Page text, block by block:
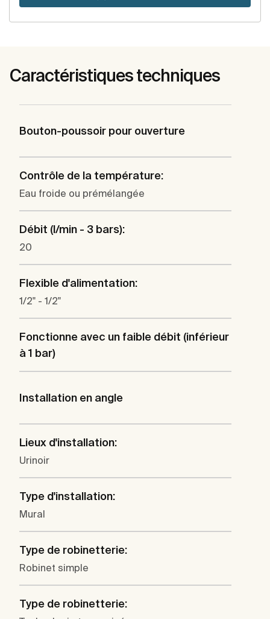
Caractéristiques techniques
Bouton-poussoir pour ouverture
Contrôle de la température:
Eau froide ou prémélangée
Débit (l/min - 3 bars):
20
Flexible d'alimentation:
1/2" - 1/2"
Fonctionne avec un faible débit (inférieur
à 1 bar)
Installation en angle
Lieux d'installation:
Urinoir
Type d'installation:
Mural
Type de robinetterie:
Robinet simple
Type de robinetterie: